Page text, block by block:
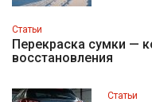
Статьи
Перекраска сумки —
восстановления
Статьи